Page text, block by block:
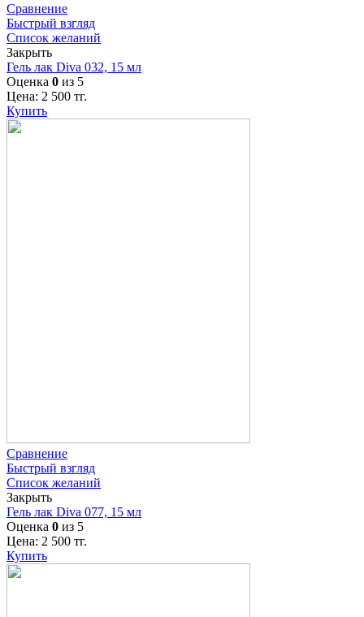
Сравнение
Быстрый взгляд
Список желаний
Закрыть
Гель лак Diva 032, 15 мл
Оценка 0 из 5
Цена: 2 500 тг.
Купить
Сравнение
Быстрый взгляд
Список желаний
Закрыть
Гель лак Diva 077, 15 мл
Оценка 0 из 5
Цена: 2 500 тг.
Купить